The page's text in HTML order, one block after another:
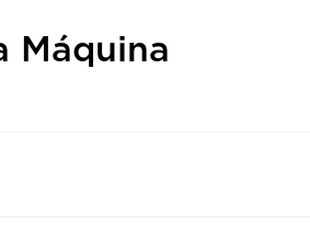
Máquina